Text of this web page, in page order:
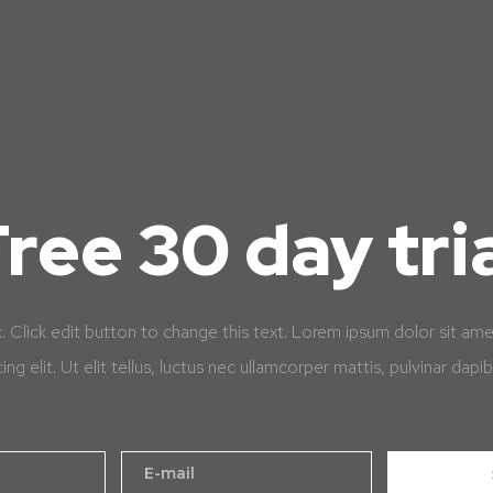
30 day
Click edit button to change this text. Lorem ipsum dolor sit
elit. Ut elit tellus, luctus nec ullamcorper mattis, pulvinar